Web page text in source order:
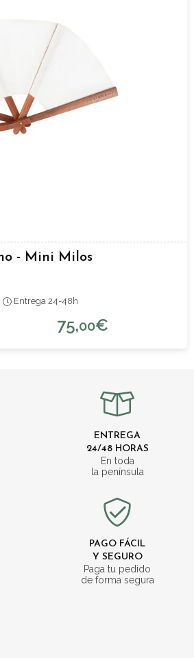
- Mini Milos
Entrega 24-48h
75,00€
ENTREGA
24/48 HORAS
En toda
la península
PAGO FÁCIL
Y SEGURO
Paga tu pedido
de forma segura